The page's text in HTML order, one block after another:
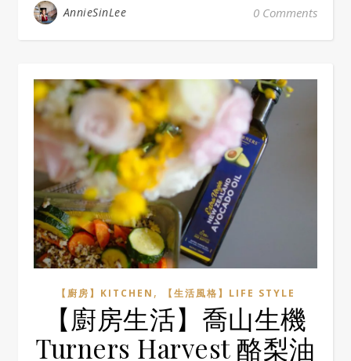
AnnieSinLee 0 Comments
【廚房】KITCHEN , 【生活風格】LIFE STYLE
【廚房生活】喬山生機
Turners Harvest 酪梨油